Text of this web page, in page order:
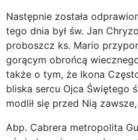
Następnie została
tego dnia był św. Jan
proboszcz ks. Mario
gorącym obrońcą
także o tym, że Ikona
bliska sercu Ojca Świętego
modlił się przed Nią
Abp. Cabrera metropolita